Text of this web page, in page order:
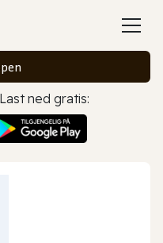
ned gratis: